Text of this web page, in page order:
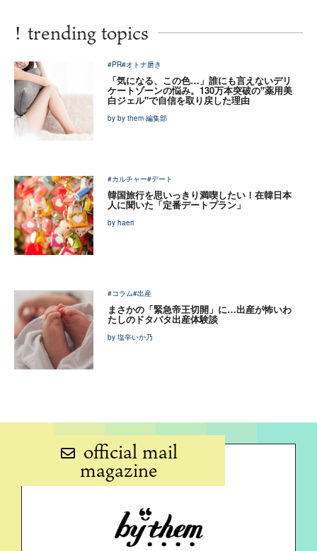
! trending topics
#PR#オトナ磨き
「気になる、この色…」誰にも言えないデリ
ケートゾーンの悩み。130万本突破の"薬用美
白ジェル"で自信を取り戻した理由
by by them 編集部
#カルチャー#デート
韓国旅行を思いっきり満喫したい！在韓日本
人に聞いた「定番デートプラン」
by haeri
#コラム#出産
まさかの「緊急帝王切開」に…出産が怖いわ
たしのドタバタ出産体験談
by 塩辛いか乃
official mail
magazine